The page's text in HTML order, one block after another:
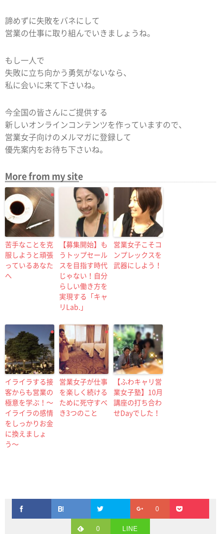
諦めずに失敗をバネにして
営業の仕事に取り組んでいきましょうね。
もし一人で
失敗に立ち向かう勇気がないなら、
私に会いに来て下さいね。
今全国の皆さんにご提供する
新しいオンラインコンテンツを作っていますので、
営業女子向けのメルマガに登録して
優先案内をお待ち下さいね。
More from my site
苦手なことを克
服しようと頑張
っているあなた
へ
【募集開始】も
うトップセール
スを目指す時代
じゃない！自分
らしい働き方を
実現する「キャ
リLab.」
営業女子こそコ
ンプレックスを
武器にしよう！
イライラする接
客からも営業の
極意を学ぶ！〜
イライラの感情
をしっかりお金
に換えましょ
う〜
営業女子が仕事
を楽しく続ける
ために死守すべ
き3つのこと
【ふわキャリ営
業女子塾】10月
講座の打ち合わ
せDayでした！
0
0 LINE